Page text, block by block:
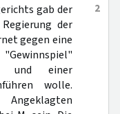
2
gab der
der
gegen eine
und einer
wolle.